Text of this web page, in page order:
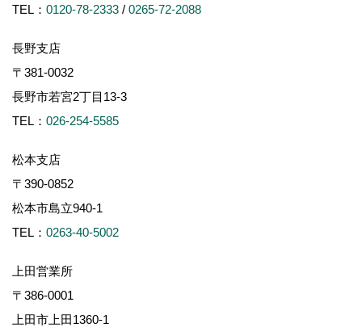
TEL： 0120-78-2333 / 0265-72-2088
長野支店
〒381-0032
長野市若宮2丁目13-3
TEL： 026-254-5585
松本支店
〒390-0852
松本市島立940-1
TEL： 0263-40-5002
上田営業所
〒386-0001
上田市上田1360-1